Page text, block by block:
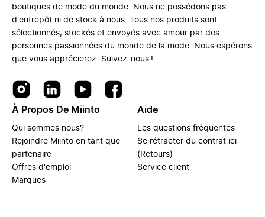
boutiques de mode du monde. Nous ne possédons pas
d'entrepôt ni de stock à nous. Tous nos produits sont
sélectionnés, stockés et envoyés avec amour par des
personnes passionnées du monde de la mode. Nous espérons
que vous apprécierez. Suivez-nous !
À Propos De Miinto
Qui sommes nous?
Rejoindre Miinto en tant que
partenaire
Offres d'emploi
Marques
Aide
Les questions fréquentes
Se rétracter du contrat ici
(Retours)
Service client